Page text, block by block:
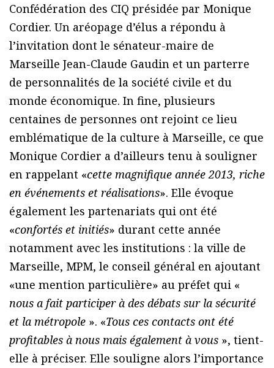
Confédération des CIQ présidée par Monique
Cordier. Un aréopage d’élus a répondu à
l’invitation dont le sénateur-maire de
Marseille Jean-Claude Gaudin et un parterre
de personnalités de la société civile et du
monde économique. In fine, plusieurs
centaines de personnes ont rejoint ce lieu
emblématique de la culture à Marseille, ce que
Monique Cordier a d’ailleurs tenu à souligner
en rappelant «cette magnifique année 2013, riche
en événements et réalisations». Elle évoque
également les partenariats qui ont été
«confortés et initiés» durant cette année
notamment avec les institutions : la ville de
Marseille, MPM, le conseil général en ajoutant
«une mention particulière» au préfet qui «
nous a fait participer à des débats sur la sécurité
et la métropole ». «Tous ces contacts ont été
profitables à nous mais également à vous », tient-
elle à préciser. Elle souligne alors l’importance